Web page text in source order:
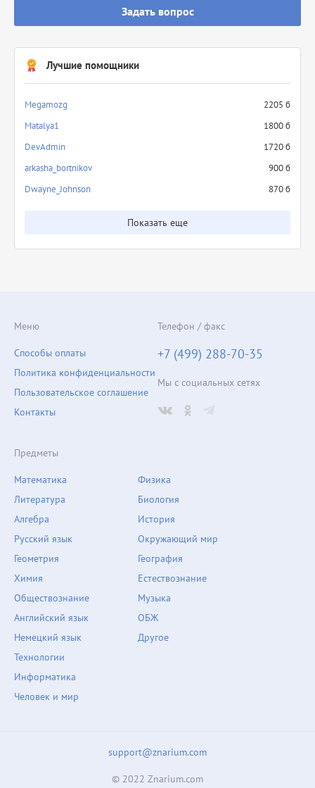
Задать вопрос
Лучшие помощники
Megamozg
2205 б
Matalya1
1800 б
DevAdmin
1720 б
arkasha_bortnikov
900 б
Dwayne_Johnson
870 б
Показать еще
Предметы
Математика
Литература
Алгебра
Русский язык
Геометрия
Химия
Физика
Биология
История
Окружающий мир
География
Естествознание
Обществознание
Английский язык
Немецкий язык
Технологии
Информатика
Человек и мир
Музыка
ОБЖ
Другое
Меню
Способы оплаты
Политика конфиденциальности
Пользовательское соглашение
Контакты
Телефон / факс
+7 (499) 288-70-35
Мы с социальных сетях
© 2022 Znarium.com
support@znarium.com